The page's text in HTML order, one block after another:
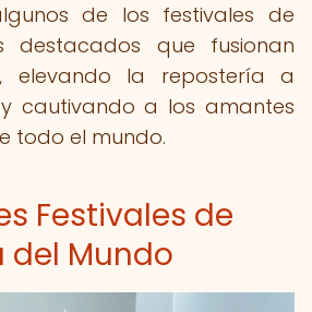
de los festivales de
destacados que fusionan
elevando la repostería a
cautivando a los amantes
todo el mundo.
Festivales de
del Mundo